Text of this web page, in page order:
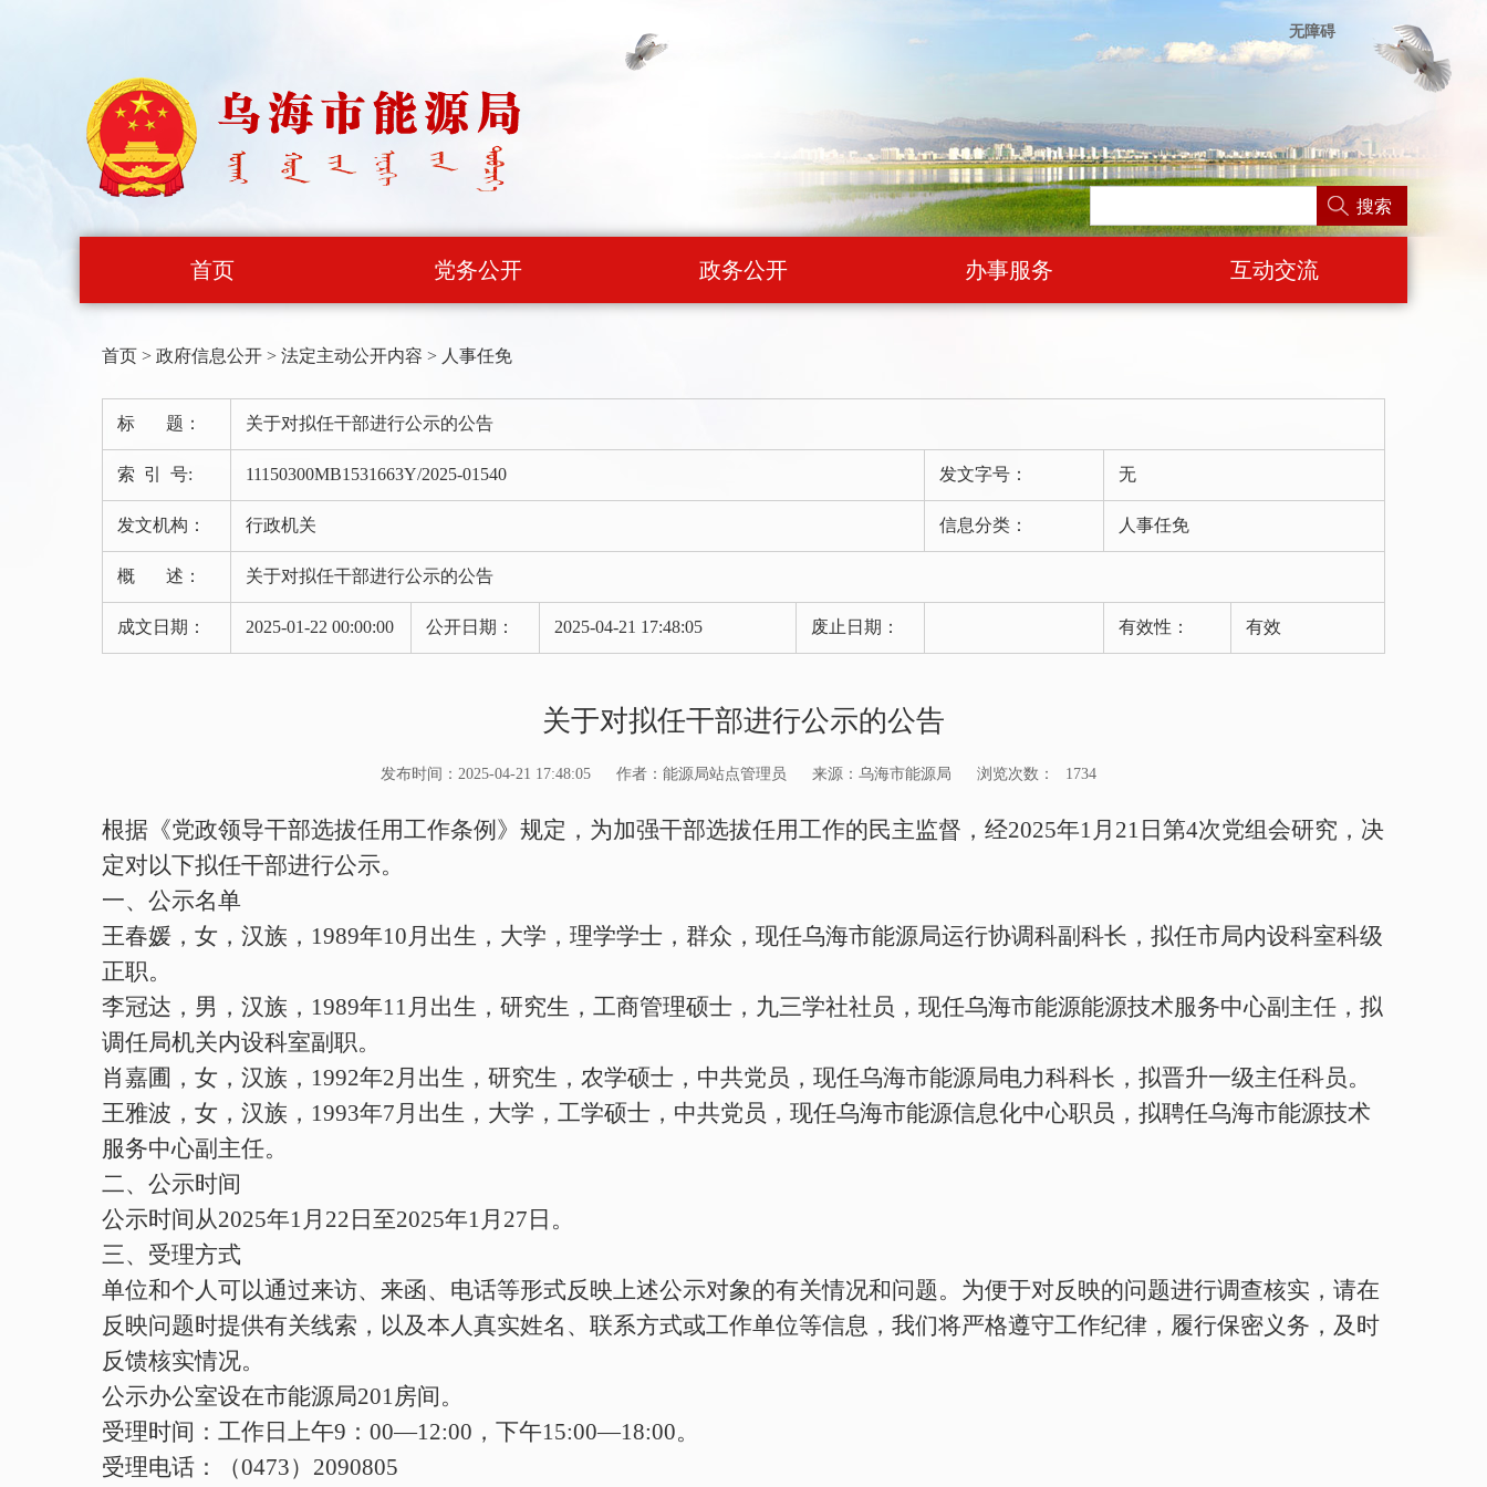
无障碍
搜索
首页 党务公开 政务公开 办事服务 互动交流
首页 > 政府信息公开 > 法定主动公开内容 > 人事任免
标 题： 关于对拟任干部进行公示的公告
索 引 号: 11150300MB1531663Y/2025-01540 发文字号： 无
发文机构： 行政机关 信息分类： 人事任免
概 述： 关于对拟任干部进行公示的公告
成文日期： 2025-01-22 00:00:00 公开日期： 2025-04-21 17:48:05 废止日期： 有效性： 有效
关于对拟任干部进行公示的公告
发布时间：2025-04-21 17:48:05 作者：能源局站点管理员 来源：乌海市能源局 浏览次数： 1734
根据《党政领导干部选拔任用工作条例》规定，为加强干部选拔任用工作的民主监督，经2025年1月 21 日 第4次党组会研究，决
定对以下拟任干部进行公示。
一、公示名单
王春媛，女，汉族， 1989年10月出生，大学，理学学士，群众，现任乌海市能源局运行协调科副科长 ，拟任市局内设科室科级
正职。
李冠达，男，汉族， 1989年11月 出生，研究生 ，工商管理硕士， 九三学社社员，现任乌海市能源能源技术服务中心副主任 ， 拟
调任局机关内设科室副职。
肖嘉圃，女，汉族， 1992年2月出生，研究生，农学硕士，中共党员，现任乌海市能源局电力科科长，拟晋升一级主任科员。
王雅波，女，汉族， 1993年7月出生，大学，工学硕士，中共党员，现任乌海市能源信息化中心职员，拟聘任乌海市能源技术
服务中心副主任。
二、公示时间
公示时间从2025年1月 22 日至2025年1月 27 日。
三、受理方式
单位和个人可以通过来访、来函、电话等形式反映上述公示对象的有关情况和问题。为便于对反映的问题进行调查核实，请在
反映问题时提供有关线索，以及本人真实姓名、联系方式或工作单位等信息，我们将严格遵守工作纪律，履行保密义务，及时
反馈核实情况。
公示办公室设在市能源局201房间。
受理时间：工作日上午9 ： 00—12:00 ，下午15:00—18:00。
受理电话：
（0473） 2090805